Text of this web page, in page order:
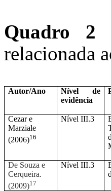
Quadro
relacionada
Autor/Ano
Nível de
evidência
Cezar e
Marziale
(2006)16
Nível III.3
De Souza e
Cerqueira.
(2009)17
Nível III.3